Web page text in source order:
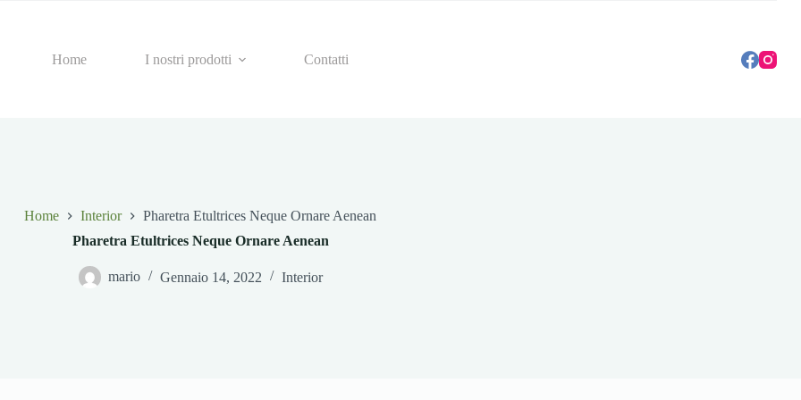
Home I nostri prodotti Contatti
Home Interior
Pharetra Etultrices Neque Ornare Aenean
Pharetra Etultrices Neque Ornare Aenean
mario Gennaio 14, 2022 Interior